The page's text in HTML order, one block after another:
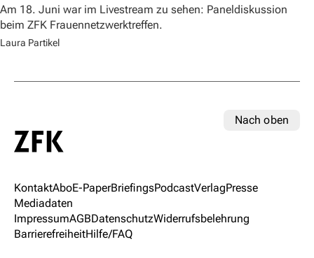
Am 18. Juni war im Livestream zu sehen: Paneldiskussion
beim ZFK Frauennetzwerktreffen.
Laura Partikel
Nach oben
KontaktAboE-PaperBriefingsPodcastVerlagPresse
Mediadaten
ImpressumAGBDatenschutzWiderrufsbelehrung
BarrierefreiheitHilfe/FAQ